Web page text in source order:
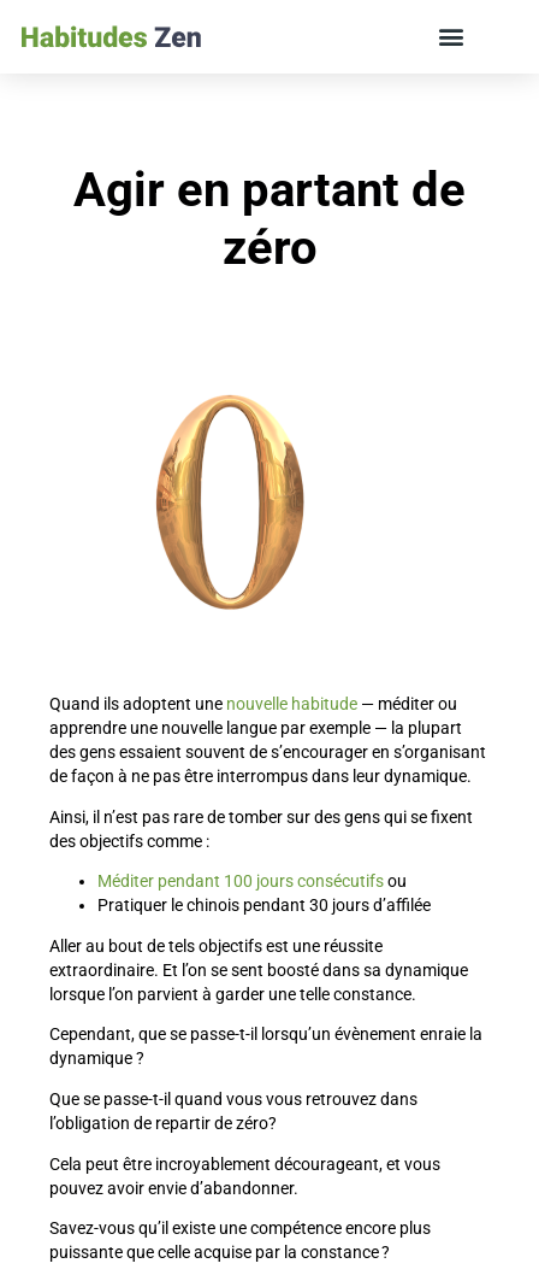
Agir en partant de
zéro
Quand ils adoptent une nouvelle habitude— méditer ou
apprendre une nouvelle langue par exemple — la plupart
des gens essaient souvent de s’encourager en s’organisant
de façon à ne pas être interrompus dans leur dynamique.
Ainsi, il n’est pas rare de tomber sur des gens qui se fixent
des objectifs comme :
Méditer pendant 100 jours consécutifsou
Pratiquer le chinois pendant 30 jours d’affilée
Aller au bout de tels objectifs est une réussite
extraordinaire. Et l’on se sent boosté dans sa dynamique
lorsque l’on parvient à garder une telle constance.
Cependant, que se passe-t-il lorsqu’un évènement enraie la
dynamique ?
Que se passe-t-il quand vous vous retrouvez dans
l’obligation de repartir de zéro?
Cela peut être incroyablement décourageant, et vous
pouvez avoir envie d’abandonner.
Savez-vous qu’il existe une compétence encore plus
puissante que celle acquise par la constance ?